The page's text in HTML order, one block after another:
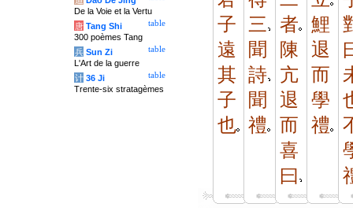
子
遠
其
子
也
三
聞
詩
聞
禮
者
陳
亢
退
而
喜
曰
鯉
退
而
學
禮
De la Voie et la Vertu
table
唐 Tang Shi
300 poèmes Tang
table
兵 Sun Zi
L'Art de la guerre
table
计 36 Ji
Trente-six stratagèmes